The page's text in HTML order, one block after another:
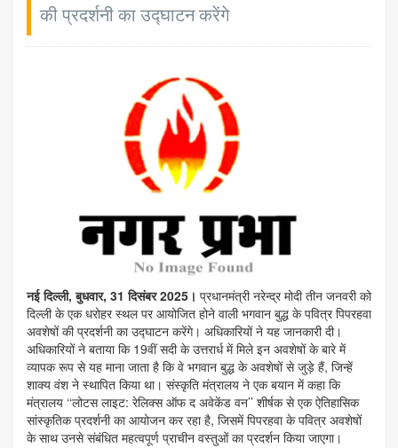
की प्रदर्शनी का उद्घाटन करेंगे
नई दिल्ली, बुधवार, 31 दिसंबर 2025। प्रधानमंत्री नरेन्द्र मोदी तीन जनवरी को
दिल्ली के एक धरोहर स्थल पर आयोजित होने वाली भगवान बुद्ध के पवित्र पिपरहवा
अवशेषों की प्रदर्शनी का उद्घाटन करेंगे। अधिकारियों ने यह जानकारी दी।
अधिकारियों ने बताया कि 19वीं सदी के उत्तरार्ध में मिले इन अवशेषों के बारे में
व्यापक रूप से यह माना जाता है कि वे भगवान बुद्ध के अवशेषों से जुड़े हैं, जिन्हें
शाक्य वंश ने स्थापित किया था। संस्कृति मंत्रालय ने एक बयान में कहा कि
मंत्रालय ‘‘लोटस लाइट: रेलिक्स ऑफ द अवेकेंड वन’’ शीर्षक से एक ऐतिहासिक
सांस्कृतिक प्रदर्शनी का आयोजन कर रहा है, जिसमें पिपरहवा के पवित्र अवशेषों
के साथ उनसे संबंधित महत्वपूर्ण प्राचीन वस्तुओं का प्रदर्शन किया जाएगा।